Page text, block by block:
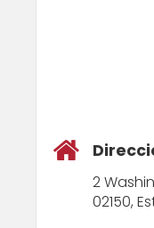
2
02150,